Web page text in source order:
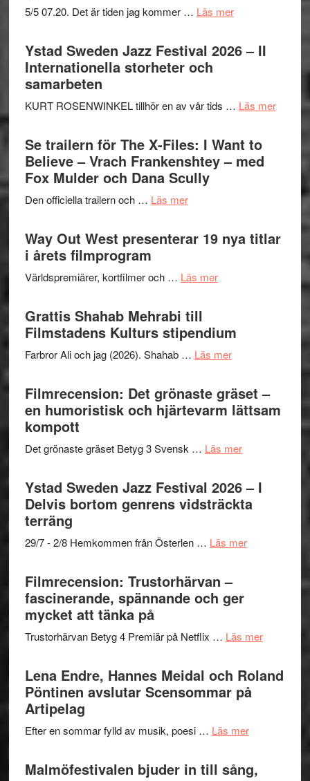
5/5 07.20. Det är tiden jag kommer … Läs merom
Håkan
Hellström
Folkets
–
en
Ystad Sweden Jazz Festival 2026 – II
Internationella storheter och
samarbeten
KURT ROSENWINKEL tillhör en av vår tids … Läs merom
Festival
Se trailern för The X-Files: I Want to
Believe – Vrach Frankenshtey – med
Fox Mulder och Dana Scully
Den officiella trailern och … Läs merom
trailern
för
X-
I
Want
to
Believe
Vrach
Frankenshtey
med
Mulder
och
Dana
Way Out West presenterar 19 nya titlar
i årets filmprogram
Världspremiärer, kortfilmer och … Läs merom
presenterar
19
titlar
i
Grattis Shahab Mehrabi till
Filmstadens Kulturs stipendium
Farbror Ali och jag (2026). Shahab … Läs merom
Shahab
Mehrabi
till
Kulturs
Filmrecension: Det grönaste gräset –
en humoristisk och hjärtevarm lättsam
kompott
Det grönaste gräset Betyg 3 Svensk … Läs merom
Det
grönaste
gräset
en
hjärtevarm
Ystad Sweden Jazz Festival 2026 – I
Delvis bortom genrens vidsträckta
terräng
29/7 - 2/8 Hemkommen från Österlen … Läs merom
–
Delvis
bortom
terräng
Filmrecension: Trustorhärvan –
fascinerande, spännande och ger
mycket att tänka på
Trustorhärvan Betyg 4 Premiär på Netflix … Läs merom
–
Lena Endre, Hannes Meidal och Roland
Pöntinen avslutar Scensommar på
Artipelag
Efter en sommar fylld av musik, poesi … Läs merom
Malmöfestivalen bjuder in till sång,